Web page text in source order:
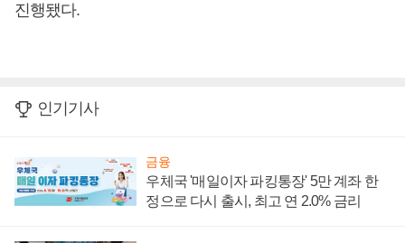
진행됐다.
인기기사
금융
우체국 '매일이자 파킹통장' 5만 계좌 한
정으로 다시 출시, 최고 연 2.0% 금리